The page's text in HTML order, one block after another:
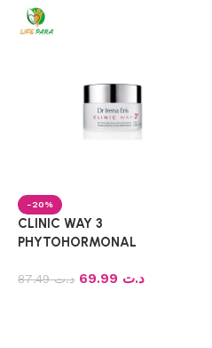
-20%
CLINIC WAY 3
PHYTOHORMONAL
JOUR, 50ml
د.ت87.49 د.ت